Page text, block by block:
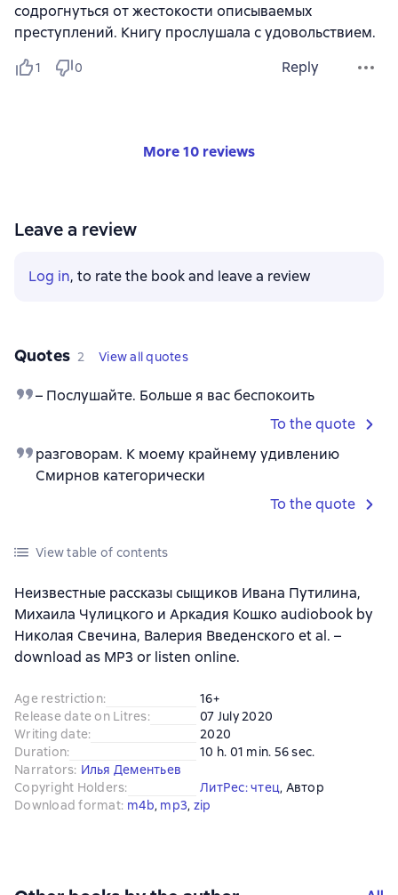
содрогнуться от жестокости описываемых
преступлений. Книгу прослушала с удовольствием.
1 0 Reply
More 10 reviews
Leave a review
Log in, to rate the book and leave a review
Quotes 2 View all quotes
– Послушайте. Больше я вас беспокоить
To the quote
разговорам. К моему крайнему удивлению
Смирнов категорически
To the quote
View table of contents
Неизвестные рассказы сыщиков Ивана Путилина,
Михаила Чулицкого и Аркадия Кошко audiobook by
Николая Свечина, Валерия Введенского et al. –
download as MP3 or listen online.
Age restriction:
16+
Release date on Litres:
07 July 2020
Writing date:
2020
Duration:
10 h. 01 min. 56 sec.
Narrators: Илья Дементьев
Copyright Holders: ЛитРес: чтец, Автор
Download format: m4b, mp3, zip